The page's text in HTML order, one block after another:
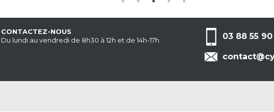
CONTACTEZ-NOUS
Du lundi au vendredi de 8h30 à 12h et de 14h-17h.
03 88 55 90